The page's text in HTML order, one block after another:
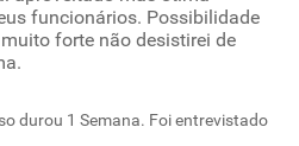
funcionários. Possibilidade
forte não desistirei de
durou 1 Semana. Foi entrevistado